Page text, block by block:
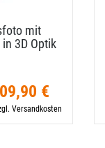
mit
3D Optik
€
Versandkosten